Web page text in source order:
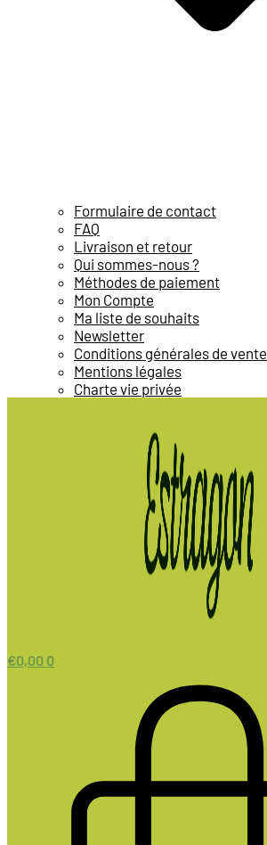
Formulaire de contact
FAQ
Livraison et retour
Qui sommes-nous ?
Méthodes de paiement
Mon Compte
Ma liste de souhaits
Newsletter
Conditions générales de vente
Mentions légales
Charte vie privée
€0,00 0